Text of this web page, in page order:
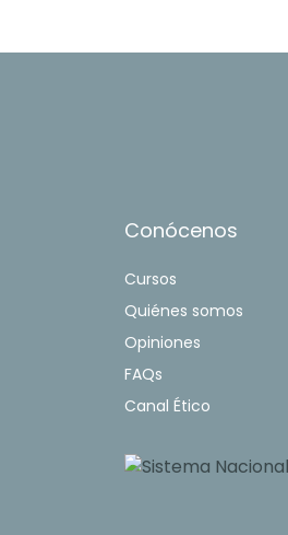
Conócenos
Cursos
Quiénes somos
Opiniones
FAQs
Canal Ético